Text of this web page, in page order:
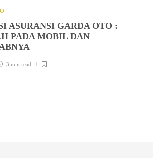
ASURANSI GARDA OTO :
PADA MOBIL DAN
3 min read